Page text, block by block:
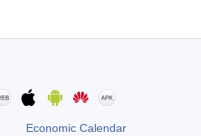
Economic Calendar